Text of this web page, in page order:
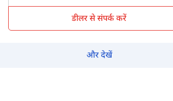
डीलर से संपर्क करें
और देखें